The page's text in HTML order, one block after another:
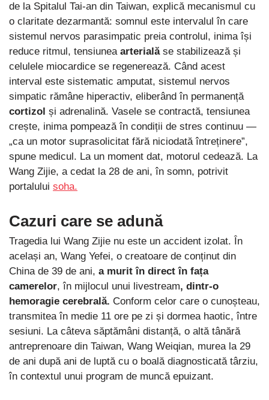
de la Spitalul Tai-an din Taiwan, explică mecanismul cu
o claritate dezarmantă: somnul este intervalul în care
sistemul nervos parasimpatic preia controlul, inima își
reduce ritmul, tensiunea arterialăse stabilizează și
celulele miocardice se regenerează. Când acest
interval este sistematic amputat, sistemul nervos
simpatic rămâne hiperactiv, eliberând în permanență
cortizol și adrenalină. Vasele se contractă, tensiunea
crește, inima pompează în condiții de stres continuu —
„ca un motor suprasolicitat fără niciodată întreținere”,
spune medicul. La un moment dat, motorul cedează. La
Wang Zijie, a cedat la 28 de ani, în somn, potrivit
portalului soha.
Cazuri care se adună
Tragedia lui Wang Zijie nu este un accident izolat. În
același an, Wang Yefei, o creatoare de conținut din
China de 39 de ani, a murit în direct în fața
camerelor, în mijlocul unui livestream, dintr-o
hemoragie cerebrală. Conform celor care o cunoșteau,
transmitea în medie 11 ore pe zi și dormea haotic, între
sesiuni. La câteva săptămâni distanță, o altă tânără
antreprenoare din Taiwan, Wang Weiqian, murea la 29
de ani după ani de luptă cu o boală diagnosticată târziu,
în contextul unui program de muncă epuizant.